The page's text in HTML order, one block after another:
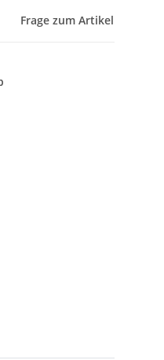
Frage zum Artikel